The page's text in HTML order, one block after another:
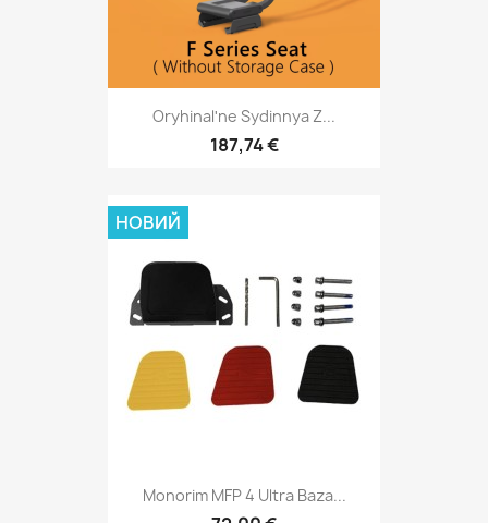
Oryhinalʹne Sydinnya Z...
187,74 €
Monorim MFP 4 Ultra Baza...
НОВИЙ